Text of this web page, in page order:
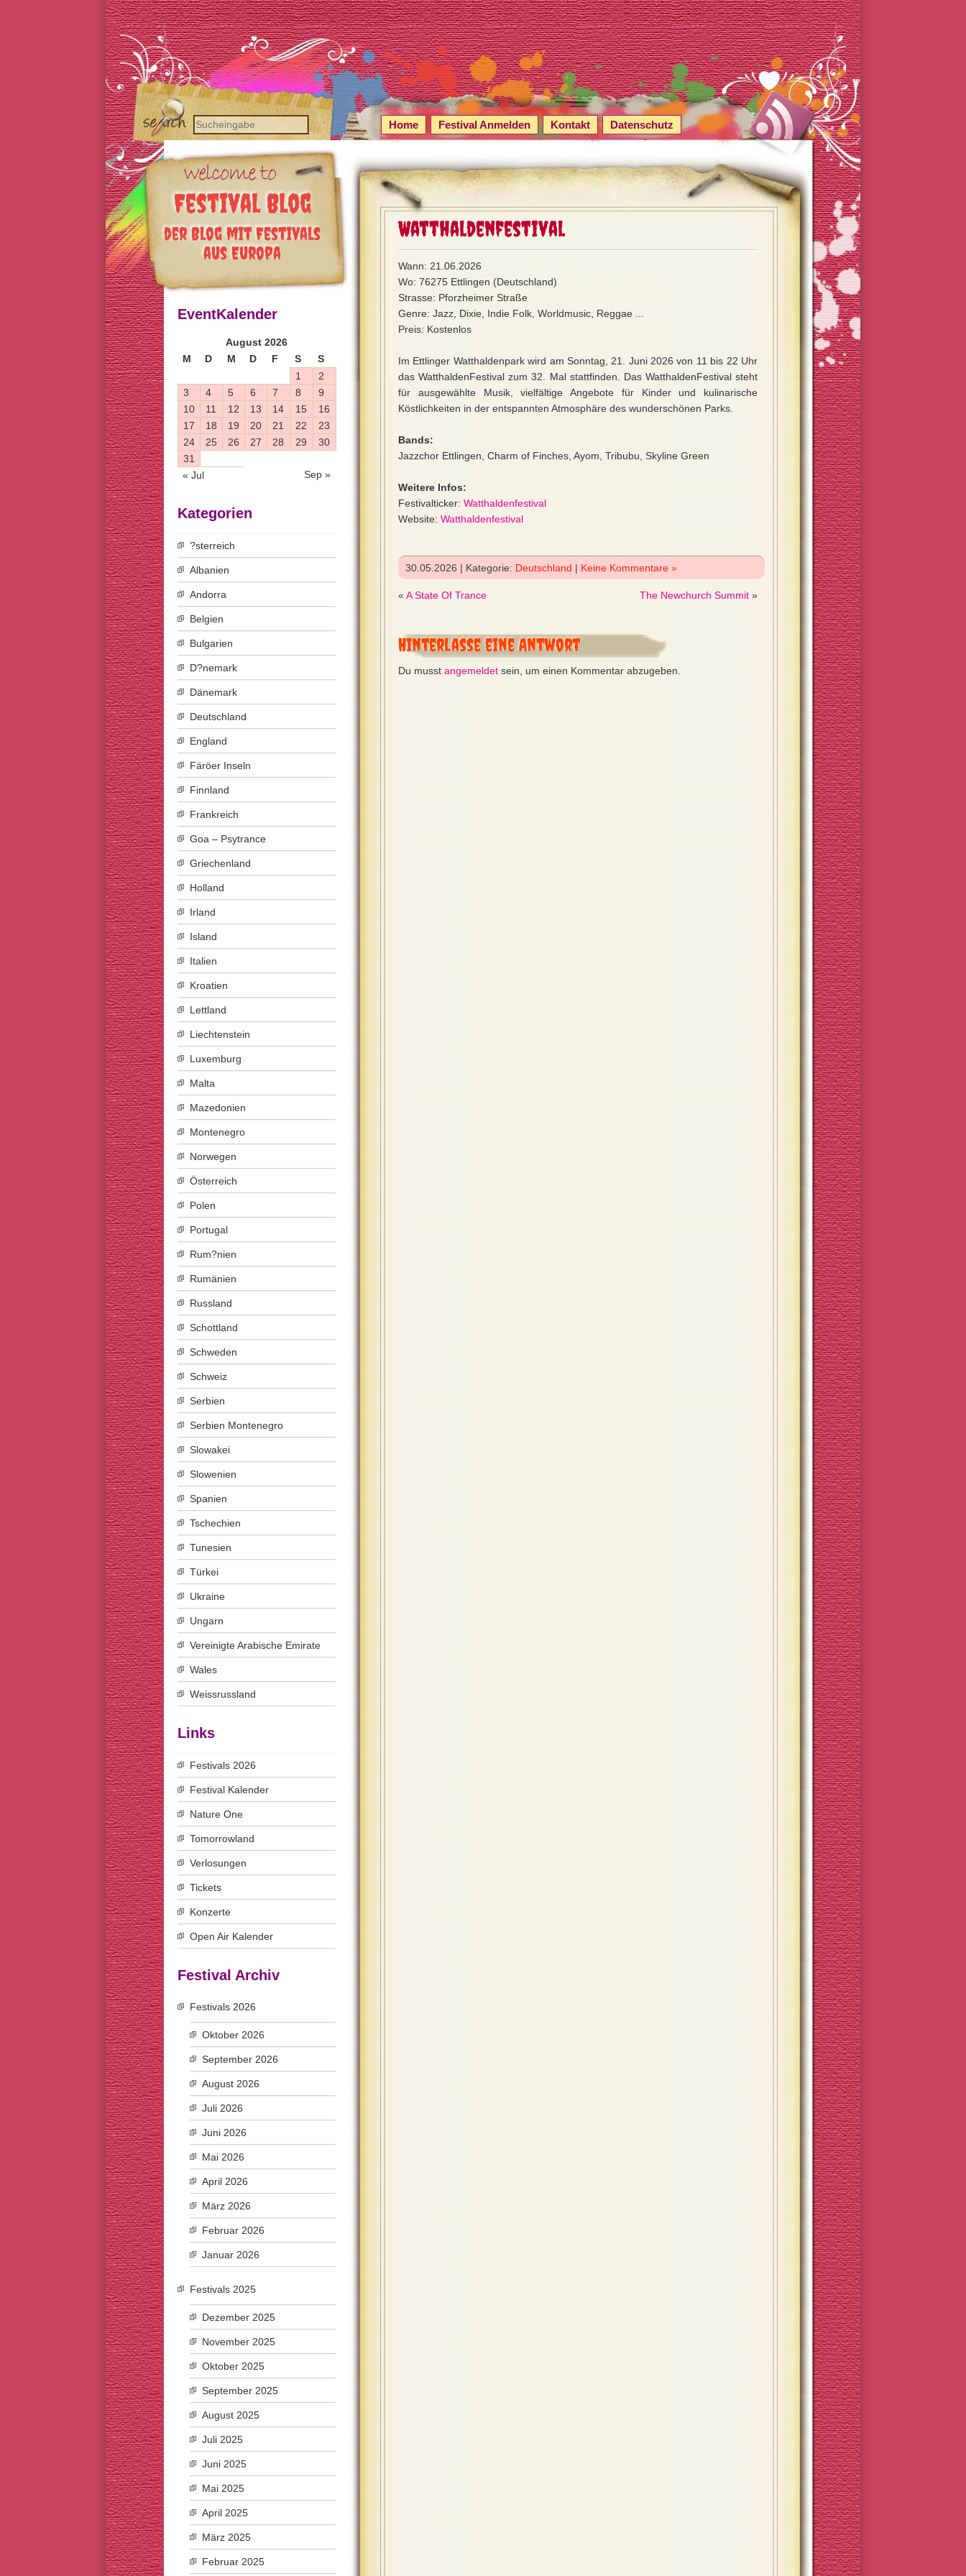
Festival Blog
der Blog mit Festivals
aus Europa
Home Festival Anmelden Kontakt Datenschutz
Watthaldenfestival
Wann: 21.06.2026
Wo: 76275 Ettlingen (Deutschland)
Strasse: Pforzheimer Straße
Genre: Jazz, Dixie, Indie Folk, Worldmusic, Reggae ...
Preis: Kostenlos
Im Ettlinger Watthaldenpark wird am Sonntag, 21. Juni 2026 von 11 bis 22 Uhr
das WatthaldenFestival zum 32. Mal stattfinden. Das WatthaldenFestival steht
für ausgewählte Musik, vielfältige Angebote für Kinder und kulinarische
Köstlichkeiten in der entspannten Atmosphäre des wunderschönen Parks.
Bands:
Jazzchor Ettlingen, Charm of Finches, Ayom, Tribubu, Skyline Green
Weitere Infos:
Festivalticker: Watthaldenfestival
Website: Watthaldenfestival
30.05.2026 | Kategorie: Deutschland | Keine Kommentare »
« A State Of Trance The Newchurch Summit »
Hinterlasse eine Antwort
Du musst angemeldet sein, um einen Kommentar abzugeben.
EventKalender
August 2026
M
D M D F S S
« Jul Sep »
1
2
3
4 5 6 7 8
9
10
11 12 13 14 15
16
17
18 19 20 21 22
23
24
25 26 27 28 29
30
31
Kategorien
?sterreich
Albanien
Andorra
Belgien
Bulgarien
D?nemark
Dänemark
Deutschland
England
Färöer Inseln
Finnland
Frankreich
Goa – Psytrance
Griechenland
Holland
Irland
Island
Italien
Kroatien
Lettland
Liechtenstein
Luxemburg
Malta
Mazedonien
Montenegro
Norwegen
Österreich
Polen
Portugal
Rum?nien
Rumänien
Russland
Schottland
Schweden
Schweiz
Serbien
Serbien Montenegro
Slowakei
Slowenien
Spanien
Tschechien
Tunesien
Türkei
Ukraine
Ungarn
Vereinigte Arabische Emirate
Wales
Weissrussland
Links
Festivals 2026
Festival Kalender
Nature One
Tomorrowland
Verlosungen
Tickets
Konzerte
Open Air Kalender
Festival Archiv
Festivals 2026
Oktober 2026
September 2026
August 2026
Juli 2026
Juni 2026
Mai 2026
April 2026
März 2026
Februar 2026
Januar 2026
Festivals 2025
Dezember 2025
November 2025
Oktober 2025
September 2025
August 2025
Juli 2025
Juni 2025
Mai 2025
April 2025
März 2025
Februar 2025